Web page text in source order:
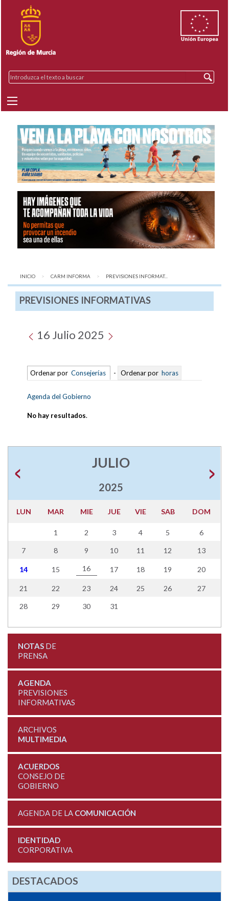
INICIO CARM INFORMA AQUÍ:
PREVISIONES INFORMAT...
PREVISIONES INFORMATIVAS
16 Julio 2025
Ordenar por Consejerías - Ordenar por horas
Agenda del Gobierno
No hay resultados.
JULIO
2025
LUN MAR MIE JUE VIE SAB DOM
1 2 3 4 5 6
7 8 9 10 11 12 13
14 15 16 17 18 19 20
21 22 23 24 25 26 27
28 29 30 31
NOTASDE
PRENSA
AGENDA
PREVISIONES
INFORMATIVAS
ARCHIVOS
MULTIMEDIA
ACUERDOS
CONSEJO DE
GOBIERNO
AGENDA DE LA COMUNICACIÓN
IDENTIDAD
CORPORATIVA
DESTACADOS